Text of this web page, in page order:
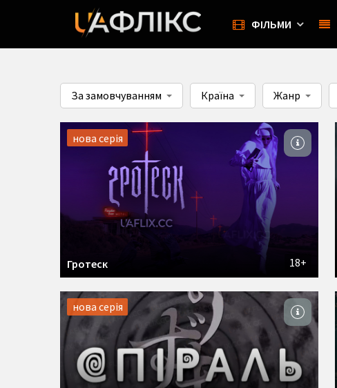
ФІЛЬМИ
За замовчуванням Країна Жанр
нова серія
18+
Гротеск
нова серія